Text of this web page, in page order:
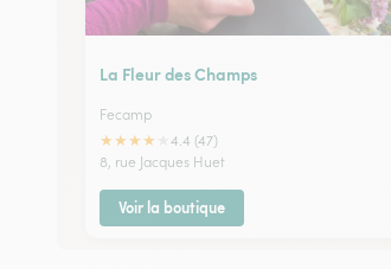
La Fleur des Champs
Fecamp
★★★★
4.4 (47)
8, rue Jacques Huet
Voir la boutique